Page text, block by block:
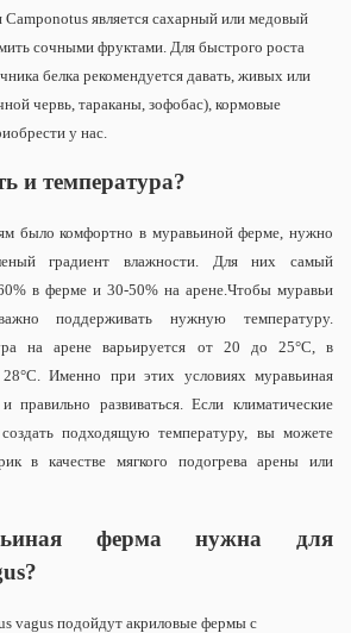
является сахарный или медовый
сочными фруктами. Для быстрого роста
белка рекомендуется давать, живых или
червь, тараканы, зофобас), кормовые
у нас.
и температура?
было комфортно в муравьиной ферме, нужно
градиент влажности. Для них самый
в ферме и 30-50% на арене. Чтобы муравьи
поддерживать нужную температуру.
на арене варьируется от 20 до 25°С, в
Именно при этих условиях муравьиная
правильно развиваться. Если климатические
подходящую температуру, вы можете
в качестве мягкого подогрева арены или
ферма нужна для
vagus подойдут акриловые фермы с